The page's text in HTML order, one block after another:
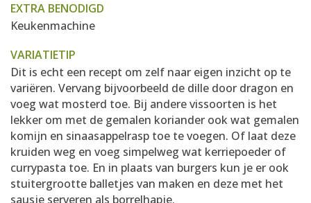
EXTRA BENODIGD
Keukenmachine
VARIATIETIP
Dit is echt een recept om zelf naar eigen inzicht op te
variëren. Vervang bijvoorbeeld de dille door dragon en
voeg wat mosterd toe. Bij andere vissoorten is het
lekker om met de gemalen koriander ook wat gemalen
komijn en sinaasappelrasp toe te voegen. Of laat deze
kruiden weg en voeg simpelweg wat kerriepoeder of
currypasta toe. En in plaats van burgers kun je er ook
stuitergrootte balletjes van maken en deze met het
sausje serveren als borrelhapje.